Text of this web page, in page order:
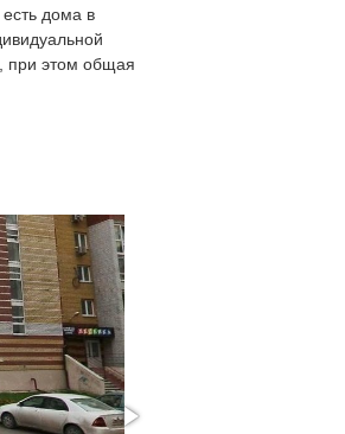
дома в
при этом общая